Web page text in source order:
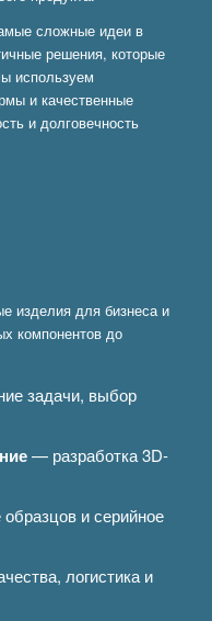
сложные идеи в
решения, которые
используем
и качественные
и долговечность
изделия для бизнеса и
компонентов до
задачи, выбор
— разработка 3D-
и серийное
логистика и